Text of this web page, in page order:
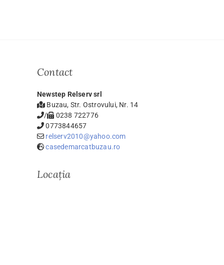
Contact
Newstep Relserv srl
Buzau, Str. Ostrovului, Nr. 14
/
0238 722776
0773844657
relserv2010@yahoo.com
casedemarcatbuzau.ro
Locația